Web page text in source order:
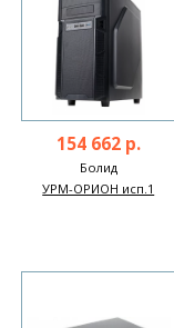
154 662 р.
Болид
УРМ-ОРИОН исп.1